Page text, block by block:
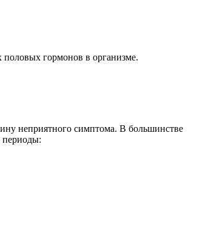
гормонов в организме.
неприятного симптома. В большинстве
периоды: